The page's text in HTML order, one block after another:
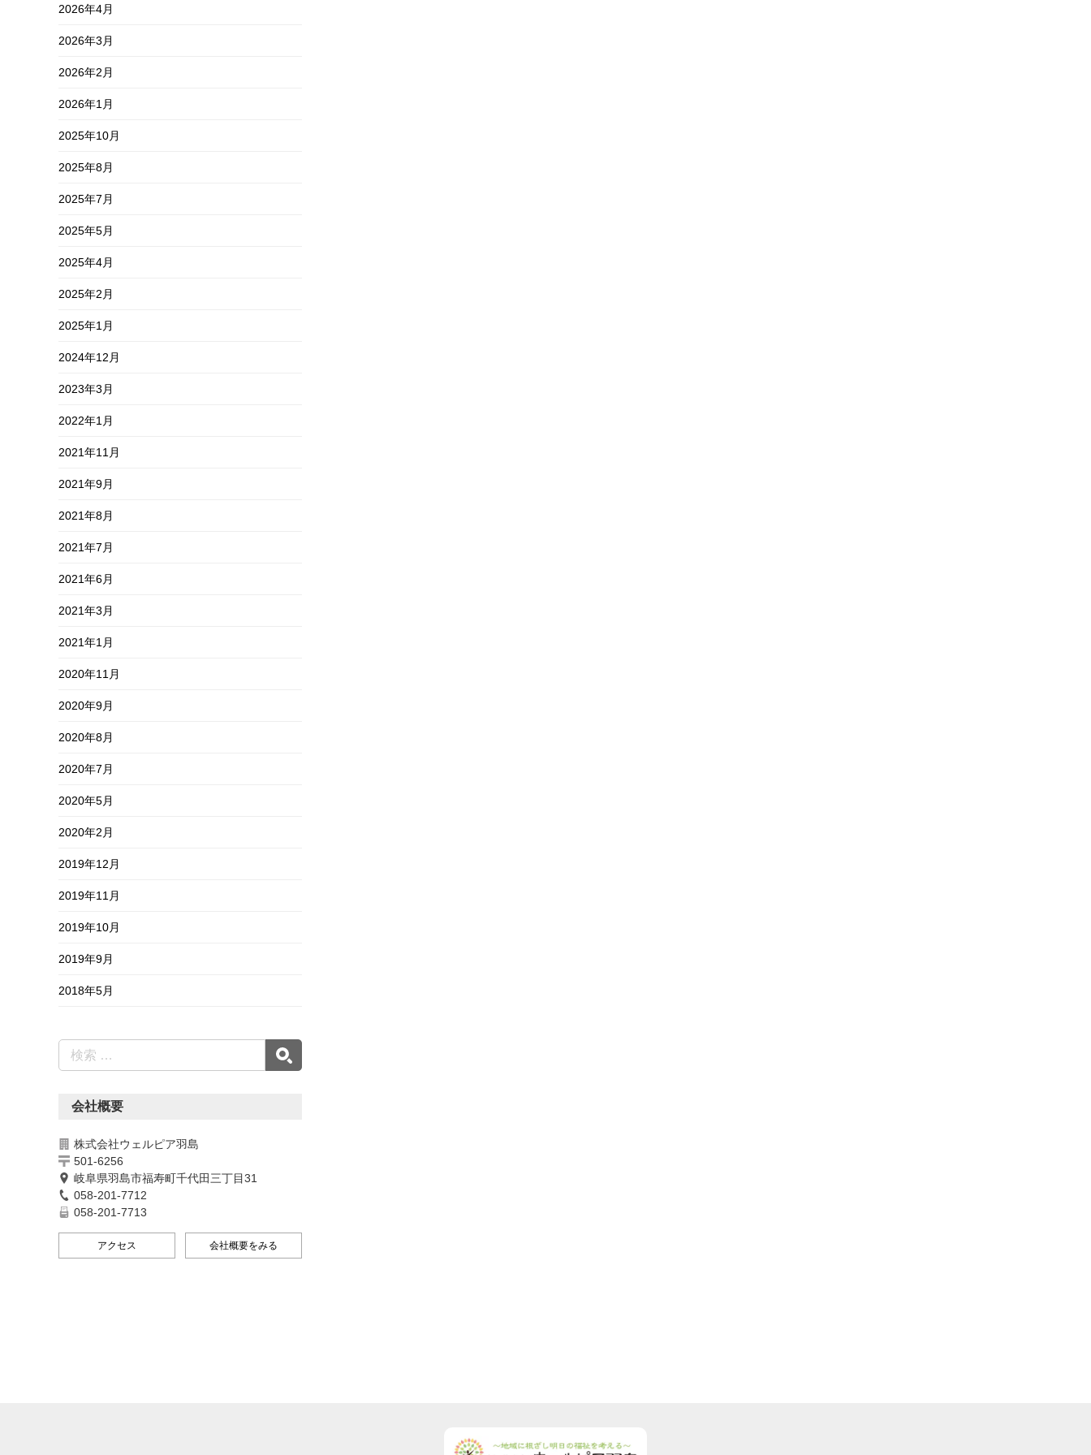
2026年4月
2026年3月
2026年2月
2026年1月
2025年10月
2025年8月
2025年7月
2025年5月
2025年4月
2025年2月
2025年1月
2024年12月
2023年3月
2022年1月
2021年11月
2021年9月
2021年8月
2021年7月
2021年6月
2021年3月
2021年1月
2020年11月
2020年9月
2020年8月
2020年7月
2020年5月
2020年2月
2019年12月
2019年11月
2019年10月
2019年9月
2018年5月
会社概要
株式会社ウェルピア羽島
501-6256
岐阜県羽島市福寿町千代田三丁目31
058-201-7712
058-201-7713
アクセス 会社概要をみる